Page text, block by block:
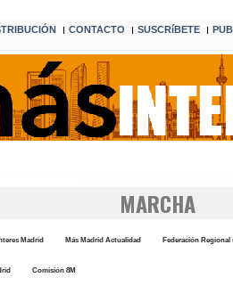
I CONTACTO I SUSCRíBETE I
MARCHA
Madrid Más Madrid Actualidad Federación Regional
Comisión 8M